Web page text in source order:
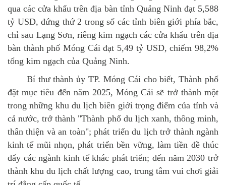
qua các cửa khẩu trên địa bàn tỉnh Quảng Ninh đạt 5,588
tỷ USD, đứng thứ 2 trong số các tỉnh biên giới phía bắc,
chỉ sau Lạng Sơn, riêng kim ngạch các cửa khẩu trên địa
bàn thành phố Móng Cái đạt 5,49 tỷ USD, chiếm 98,2%
tổng kim ngạch của Quảng Ninh.
Bí thư thành ủy TP. Móng Cái cho biết, Thành phố
đặt mục tiêu đến năm 2025, Móng Cái sẽ trở thành một
trong những khu du lịch biên giới trọng điểm của tỉnh và
cả nước, trở thành "Thành phố du lịch xanh, thông minh,
thân thiện và an toàn"; phát triển du lịch trở thành ngành
kinh tế mũi nhọn, phát triển bền vững, làm tiền đề thúc
đẩy các ngành kinh tế khác phát triển; đến năm 2030 trở
thành khu du lịch chất lượng cao, trung tâm vui chơi giải